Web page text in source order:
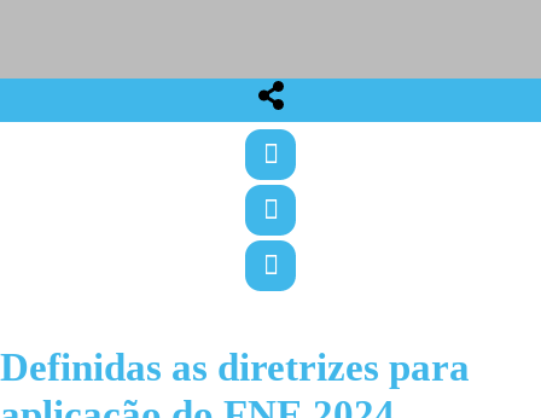
Definidas as diretrizes para